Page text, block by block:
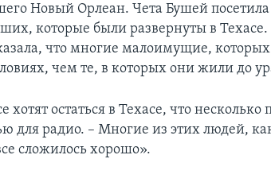
Новый Орлеан. Чета Бушей посетила
которые были развернуты в
что многие малоимущие,
чем те, в которых они жили до
остаться в Техасе, что несколько
для радио. – Многие из этих людей,
сложилось хорошо».